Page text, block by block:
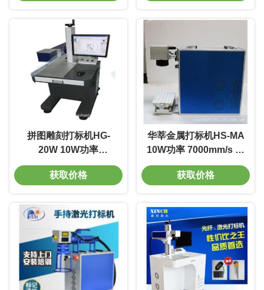
拼图雕刻打标机HG-
20W 10W功率
7000mm/s 重复精度
0.002mm 免维护
获取价格
华莘金属打标机HS-MA
10W功率 7000mm/s 重
复精度0.002mm 免维护
获取价格